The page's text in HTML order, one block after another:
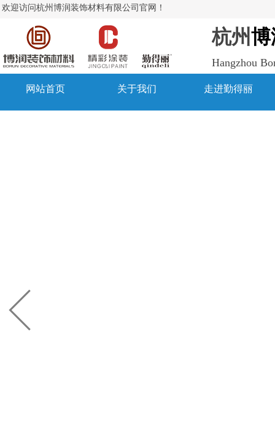
欢迎访问杭州博润装饰材料有限公司官网！
杭州博
Hangzhou
网站首页 关于我们 走进勤得丽